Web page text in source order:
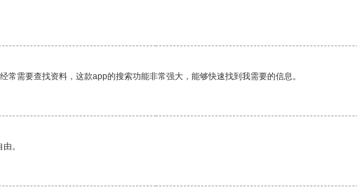
需要查找资料，这款app的搜索功能非常强大，能够快速找到我需要的信息。
。